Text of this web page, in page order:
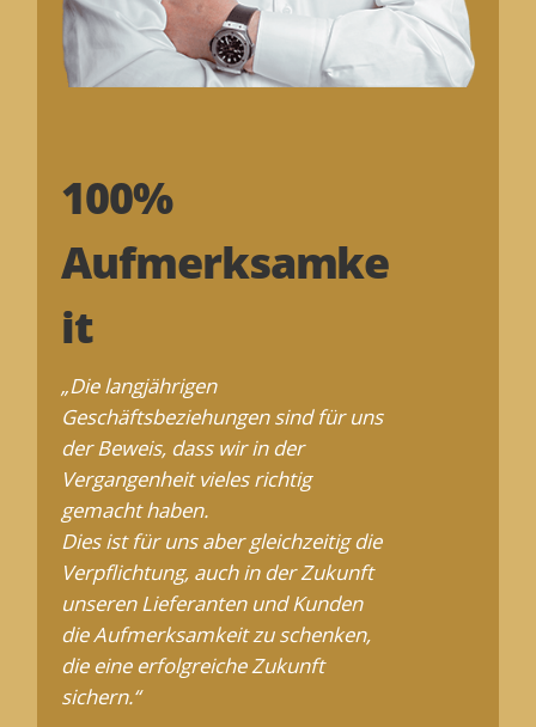
100%
Aufmerksamke
it
„Die langjährigen
Geschäftsbeziehungen sind für uns
der Beweis, dass wir in der
Vergangenheit vieles richtig
gemacht haben.
Dies ist für uns aber gleichzeitig die
Verpflichtung, auch in der Zukunft
unseren Lieferanten und Kunden
die Aufmerksamkeit zu schenken,
die eine erfolgreiche Zukunft
sichern.“